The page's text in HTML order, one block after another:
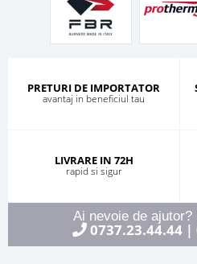
PRETURI DE IMPORTATOR
avantaj in beneficiul tau
LIVRARE IN 72H
rapid si sigur
Ai nevoie de ajutor?
0737.23.44.44|